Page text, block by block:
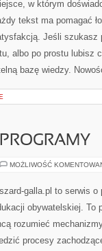
w którym
tekst ma pomagać
Jeśli szukasz
albo po prostu lubisz
bazę wiedzy.
MOŻLIWOŚĆ
galla.pl to serwis
obywatelskiej. To
rozumieć
procesy